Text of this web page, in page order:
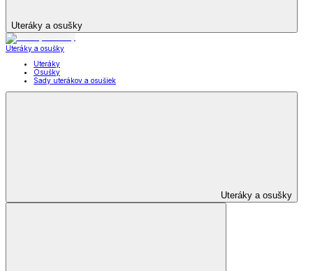
Uteráky a osušky
Uteráky a osušky
Uteráky
Osušky
Sady uterákov a osušiek
Uteráky a osušky